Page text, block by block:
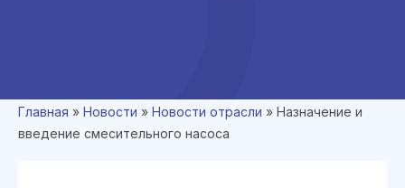
Главная » Новости » Новости отрасли » Назначение и
введение смесительного насоса